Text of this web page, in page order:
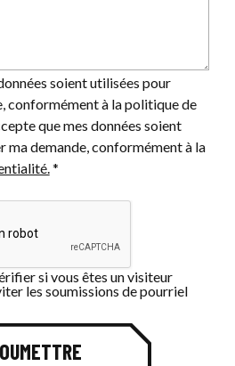
soient utilisées pour
conformément à la politique de
que mes données soient
ma demande, conformément à la
*
si vous êtes un visiteur
les soumissions de pourriel